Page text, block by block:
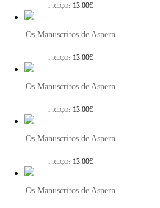
PREÇO: 13.00€
Os Manuscritos de Aspern
PREÇO: 13.00€
Os Manuscritos de Aspern
PREÇO: 13.00€
Os Manuscritos de Aspern
PREÇO: 13.00€
Os Manuscritos de Aspern